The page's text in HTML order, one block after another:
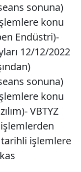
sonuna)
konu
Endüstri)-
12/12/2022
sonuna)
konu
VBTYZ
tarihli işlemlere